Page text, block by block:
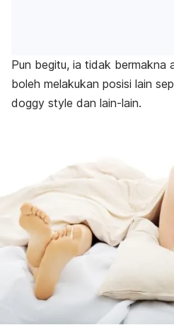
Pun begitu, ia tidak bermakna
boleh melakukan posisi lain
doggy style dan lain-lain.